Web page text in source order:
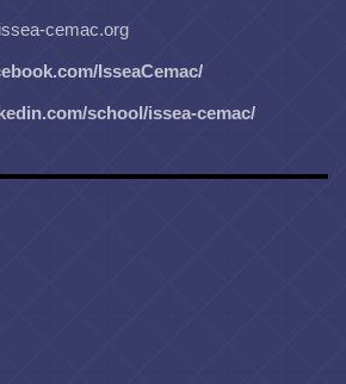
cemac.org
IsseaCemac/
school/issea-cemac/